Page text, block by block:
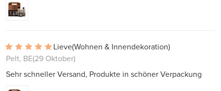
Lieve(Wohnen & Innendekoration)
Pelt, BE(29 Oktober)
Sehr schneller Versand, Produkte in schöner Verpackung